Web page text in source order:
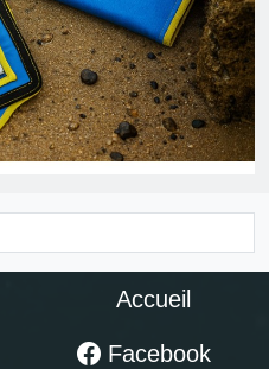
Accueil
Facebook